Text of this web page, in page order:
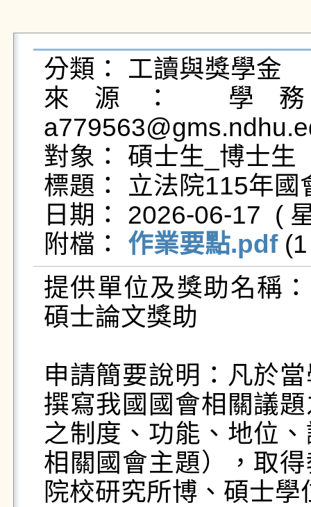
分類： 工讀與獎學金
來源： 學
對象： 碩士生_博士生
標題： 立法院115年
日期： 2026-06-17  (
附檔： 作業要點.pdf
提供單位及獎助名稱
碩士論文獎助
申請簡要說明：凡於
撰寫我國國會相關議
之制度、功能、地位
相關國會主題），取
院校研究所博、碩士